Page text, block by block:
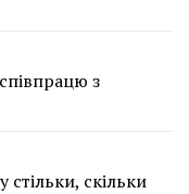
з
стільки, скільки